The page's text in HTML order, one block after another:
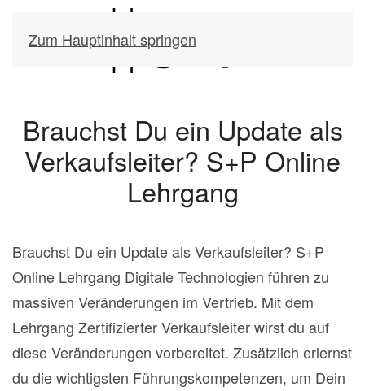
Zum Hauptinhalt springen
Brauchst Du ein Update als
Verkaufsleiter? S+P Online
Lehrgang
Brauchst Du ein Update als Verkaufsleiter? S+P
Online Lehrgang Digitale Technologien führen zu
massiven Veränderungen im Vertrieb. Mit dem
Lehrgang Zertifizierter Verkaufsleiter wirst du auf
diese Veränderungen vorbereitet. Zusätzlich erlernst
du die wichtigsten Führungskompetenzen, um Dein